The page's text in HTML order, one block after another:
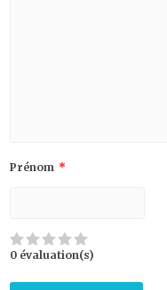
Prénom *
0 évaluation(s)